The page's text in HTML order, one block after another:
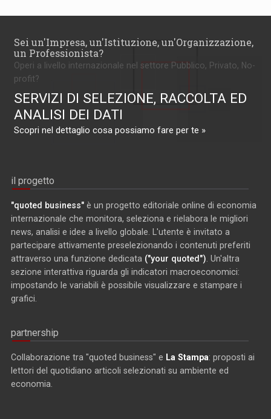
Sei un'Impresa, un'Istituzione, un'Organizzazione,
un Professionista?
Operi a livello internazionale nel settore Pubblico, Privato, No-
profit?
SERVIZI DI SELEZIONE, RACCOLTA ED
ANALISI DEI DATI
Scopri nel dettaglio cosa possiamo fare per te »
il progetto
"quoted business" è un progetto editoriale online di economia
internazionale che monitora, seleziona e rielabora le migliori
news, analisi e idee a livello globale. L'utente è invitato a
partecipare attivamente preselezionando i contenuti preferiti
attraverso una funzione dedicata ("your quoted") . Un'altra
sezione interattiva riguarda gli indicatori macroeconomici:
impostando le variabili è possibile visualizzare e stampare i
grafici.
partnership
Collaborazione tra "quoted business" e La Stampa: proposti ai
lettori del quotidiano articoli selezionati su ambiente ed
economia.